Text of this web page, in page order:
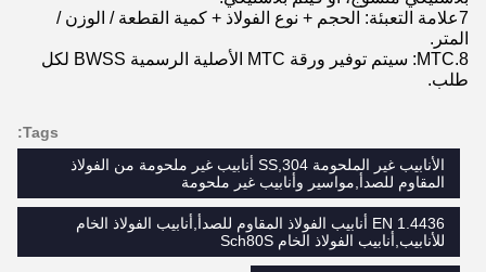
7علامة التعبئة: الحجم + نوع الفولاذ + كمية القطعة / الوزن /
المتر.
8.MTC: سيتم توفير ورقة MTC الأصلية الرسمية BWSS لكل
طلب.
Tags:
الأنابيب غير الملحومة SS,304 أنابيب غير ملحومة من الفولاذ
المقاوم للصدأ,مواسير وأنابيب غير ملحومة
EN 1.4436 أنابيب الفولاذ المقاوم للصدأ,أنابيب الفولاذ الخام
للأنابيب,أنابيب الفولاذ الخام Sch80S